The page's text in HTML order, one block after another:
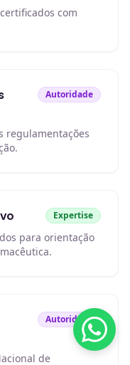
com
Autoridade
regulamentações
Expertise
para orientação
Autoridade
de